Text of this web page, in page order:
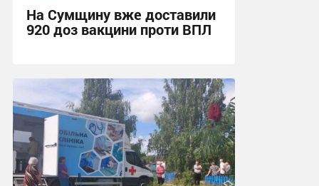
На Сумщину вже доставили
920 доз вакцини проти ВПЛ
16:35, 4.08.2026